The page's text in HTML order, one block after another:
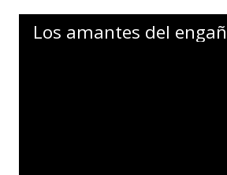
Los amantes del